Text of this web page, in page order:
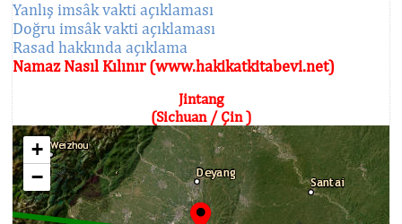
Yanlış imsâk vakti açıklaması
Doğru imsâk vakti açıklaması
Rasad hakkında açıklama
Namaz Nasıl Kılınır (www.hakikatkitabevi.net)
Jintang
(Sichuan / Çin )
+
−